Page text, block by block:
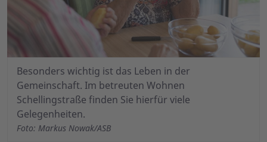
Besonders wichtig ist das Leben in der
Gemeinschaft. Im betreuten Wohnen
Schellingstraße finden Sie hierfür viele
Gelegenheiten.
Foto: Markus Nowak/ASB